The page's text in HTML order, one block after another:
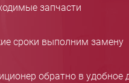
запчасти
сроки выполним замену
обратно в удобное